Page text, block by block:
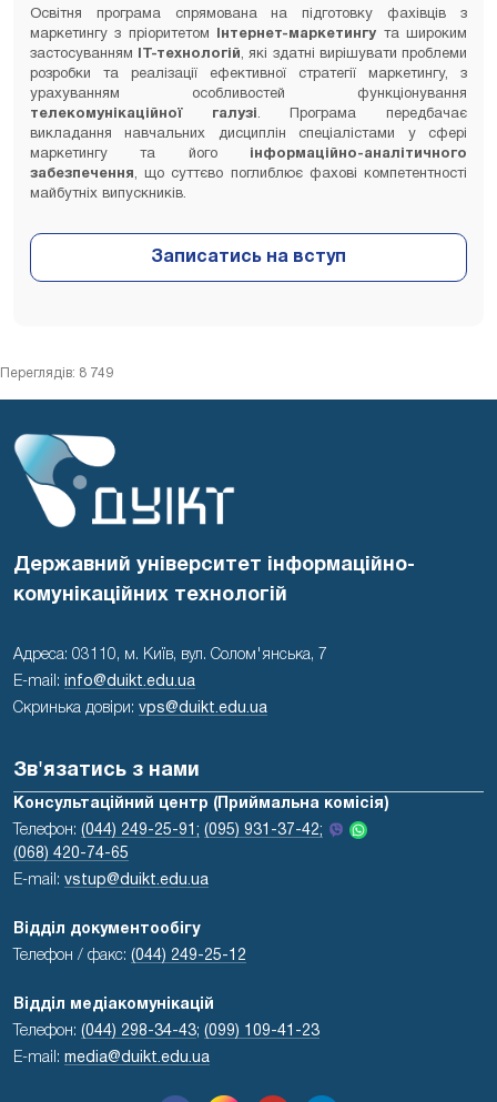
Освітня програма спрямована на підготовку фахівців з
маркетингу з пріоритетом
Інтернет-маркетингу та широким
застосуванням
ІТ-технологій, які здатні вирішувати проблеми
розробки та реалізації ефективної стратегії маркетингу, з
урахуванням особливостей функціонування
телекомунікаційної галузі. Програма передбачає
викладання навчальних дисциплін спеціалістами у сфері
маркетингу та його інформаційно-аналітичного
забезпечення, що суттєво поглиблює фахові компетентності
майбутніх випускників.
Переглядів: 8 749
Державний університет інформаційно-
комунікаційних технологій
Адреса: 03110, м. Київ, вул. Солом'янська, 7
E-mail: info@duikt.edu.ua
Скринька довіри: vps@duikt.edu.ua
Зв'язатись з нами
Консультаційний центр (Приймальна комісія)
Телефон: (044) 249-25-91; (095) 931-37-42;
(068) 420-74-65
E-mail: vstup@duikt.edu.ua
Відділ документообігу
Телефон / факс: (044) 249-25-12
Відділ медіакомунікацій
Телефон: (044) 298-34-43; (099) 109-41-23
E-mail: media@duikt.edu.ua